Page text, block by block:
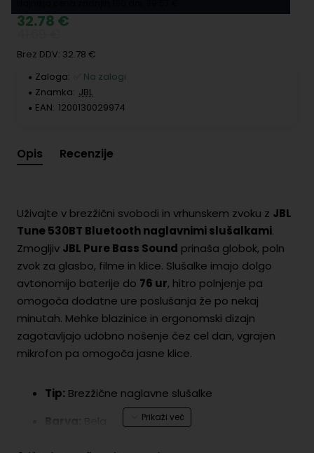
32.78 €
Brez DDV: 32.78 €
Zaloga:
✅ Na zalogi
Znamka: JBL
EAN: 1200130029974
Opis Recenzije
Uživajte v brezžični svobodi in vrhunskem zvoku z JBL
Tune 530BT Bluetooth naglavnimi slušalkami.
Zmogljiv JBL Pure Bass Sound prinaša globok, poln
zvok za glasbo, filme in klice. Slušalke imajo dolgo
avtonomijo baterije do 76 ur, hitro polnjenje pa
omogoča dodatne ure poslušanja že po nekaj
minutah. Mehke blazinice in ergonomski dizajn
zagotavljajo udobno nošenje čez cel dan, vgrajen
mikrofon pa omogoča jasne klice.
Tip: Brezžične naglavne slušalke
Zvok:
JBL Pure Bass Sound